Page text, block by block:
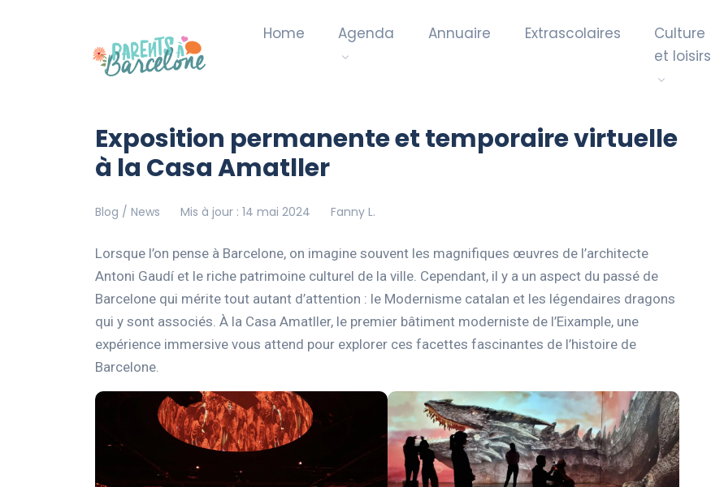
Home Agenda Annuaire Extrascolaires
Culture
et loisirs
Exposition permanente et temporaire virtuelle
à la Casa Amatller
Blog / News Mis à jour : 14 mai 2024 Fanny L.
Lorsque l’on pense à Barcelone, on imagine souvent les magnifiques œuvres de l’architecte
Antoni Gaudí et le riche patrimoine culturel de la ville. Cependant, il y a un aspect du passé de
Barcelone qui mérite tout autant d’attention : le Modernisme catalan et les légendaires dragons
qui y sont associés. À la Casa Amatller, le premier bâtiment moderniste de l’Eixample, une
expérience immersive vous attend pour explorer ces facettes fascinantes de l’histoire de
Barcelone.